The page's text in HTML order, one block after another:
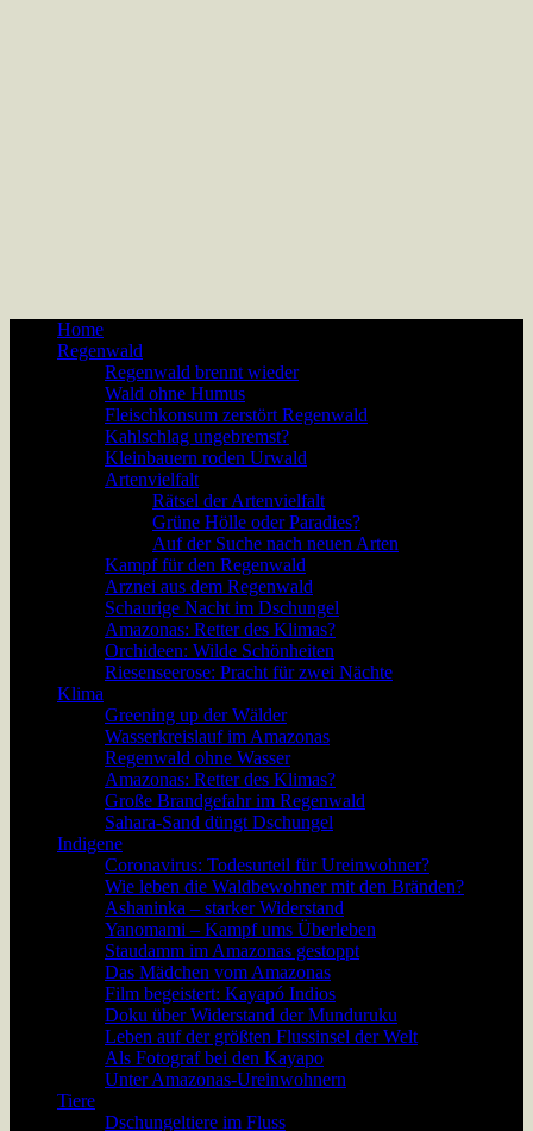
Home
Regenwald
Regenwald brennt wieder
Wald ohne Humus
Fleischkonsum zerstört Regenwald
Kahlschlag ungebremst?
Kleinbauern roden Urwald
Artenvielfalt
Rätsel der Artenvielfalt
Grüne Hölle oder Paradies?
Auf der Suche nach neuen Arten
Kampf für den Regenwald
Arznei aus dem Regenwald
Schaurige Nacht im Dschungel
Amazonas: Retter des Klimas?
Orchideen: Wilde Schönheiten
Riesenseerose: Pracht für zwei Nächte
Klima
Greening up der Wälder
Wasserkreislauf im Amazonas
Regenwald ohne Wasser
Amazonas: Retter des Klimas?
Große Brandgefahr im Regenwald
Sahara-Sand düngt Dschungel
Indigene
Coronavirus: Todesurteil für Ureinwohner?
Wie leben die Waldbewohner mit den Bränden?
Ashaninka – starker Widerstand
Yanomami – Kampf ums Überleben
Staudamm im Amazonas gestoppt
Das Mädchen vom Amazonas
Film begeistert: Kayapó Indios
Doku über Widerstand der Munduruku
Leben auf der größten Flussinsel der Welt
Als Fotograf bei den Kayapo
Unter Amazonas-Ureinwohnern
Tiere
Dschungeltiere im Fluss